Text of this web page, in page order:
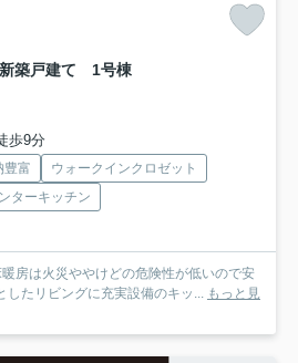
築戸建て 1号棟
歩9分
豊富
ウォークインクロゼット
ターキッチン
房は火災ややけどの危険性が低いので安
したリビングに充実設備のキッ... もっと見